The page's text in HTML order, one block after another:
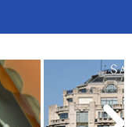
LICENSES